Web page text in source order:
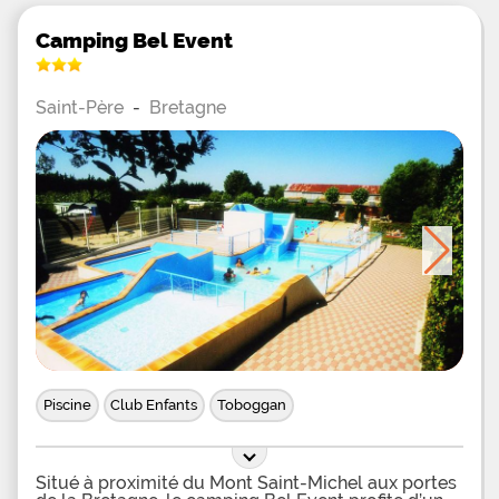
Camping Bel Event
Saint-Père - Bretagne
Piscine Club Enfants Toboggan
Situé à proximité du Mont Saint-Michel aux portes